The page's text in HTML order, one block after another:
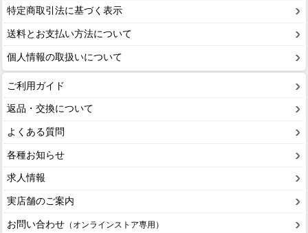
特定商取引法に基づく表示
送料とお支払い方法について
個人情報の取扱いについて
ご利用ガイド
返品・交換について
よくある質問
各種お知らせ
求人情報
実店舗のご案内
お問い合わせ （オンラインストア専用）